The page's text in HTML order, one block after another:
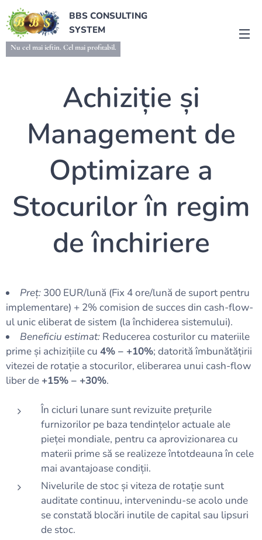
BBS CONSULTING
SYSTEM
Nu cel mai ieftin. Cel mai profitabil.
Achiziție și
Management de
Optimizare a
Stocurilor în regim
de închiriere
Preț: 300 EUR/lună (Fix 4 ore/lună de suport pentru
implementare) + 2% comision de succes din cash-flow-
ul unic eliberat de sistem (la închiderea sistemului).
Beneficiu estimat: Reducerea costurilor cu materiile
prime și achizițiile cu 4% – +10%; datorită îmbunătățirii
vitezei de rotație a stocurilor, eliberarea unui cash-flow
liber de +15% – +30%.
În cicluri lunare sunt revizuite prețurile
furnizorilor pe baza tendințelor actuale ale
pieței mondiale, pentru ca aprovizionarea cu
materii prime să se realizeze întotdeauna în cele
mai avantajoase condiții.
Nivelurile de stoc și viteza de rotație sunt
auditate continuu, intervenindu-se acolo unde
se constată blocări inutile de capital sau lipsuri
de stoc.